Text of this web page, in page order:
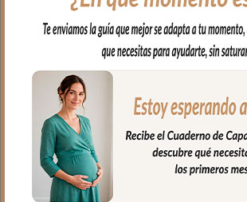
Juego de guantes para silla o capazo.
• Adaptables a todo tipo de sillas
mediante dos cremalleras laterales.
• Adaptables también para sillas de
bastones mediante abertura central.
• Exterior en tejido impermeable Alaska
liso.
• Tejido interior en pelo o punto liso.